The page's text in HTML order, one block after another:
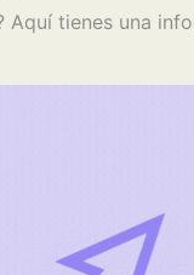
Aquí tienes una